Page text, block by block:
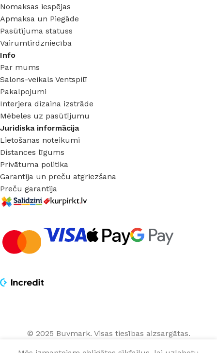
Nomaksas iespējas
Apmaksa un Piegāde
Pasūtījuma statuss
Vairumtirdzniecība
Info
Par mums
Salons-veikals Ventspilī
Pakalpojumi
Interjera dizaina izstrāde
Mēbeles uz pasūtījumu
Juridiska informācija
Lietošanas noteikumi
Distances līgums
Privātuma politika
Garantija un preču atgriezšana
Preču garantija
© 2025 Buvmark. Visas tiesības aizsargātas.
skārienu